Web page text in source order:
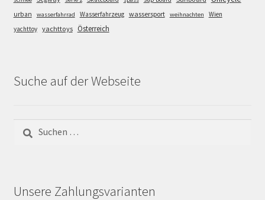
urban wasserfahrrad Wasserfahrzeug wassersport weihnachten
Wien
yachttoy yachttoys Österreich
Suche auf der Webseite
nach:
Unsere Zahlungsvarianten